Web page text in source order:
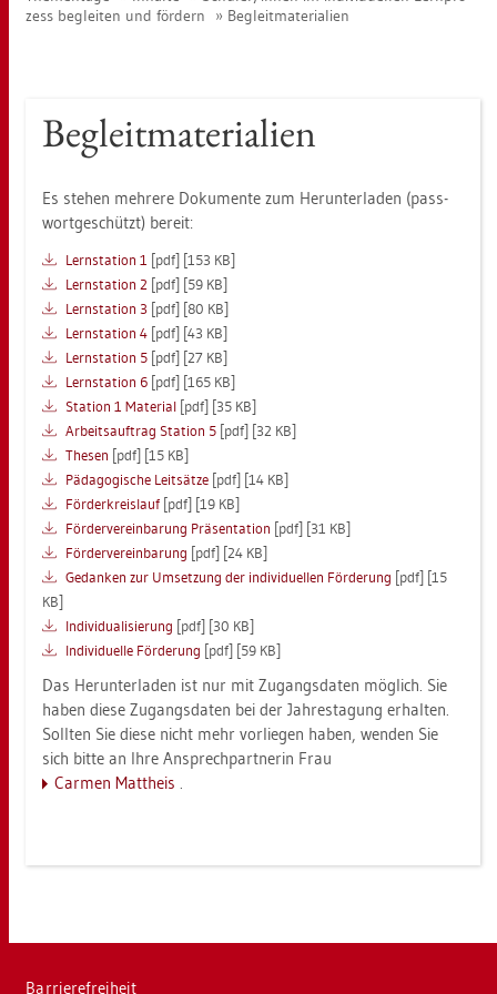
zess be­glei­ten und för­dern
Be­gleit­ma­te­ria­li­en
Be­gleit­ma­te­ria­li­en
Es ste­hen meh­re­re Do­ku­men­te zum Her­un­ter­la­den (pass­
wort­ge­schützt) be­reit:
Lern­sta­ti­on 1 [pdf] [153 KB]
Lern­sta­ti­on 2 [pdf] [59 KB]
Lern­sta­ti­on 3 [pdf] [80 KB]
Lern­sta­ti­on 4 [pdf] [43 KB]
Lern­sta­ti­on 5 [pdf] [27 KB]
Lern­sta­ti­on 6 [pdf] [165 KB]
Sta­ti­on 1 Ma­te­ri­al [pdf] [35 KB]
Ar­beits­auf­trag Sta­ti­on 5 [pdf] [32 KB]
The­sen [pdf] [15 KB]
Päd­ago­gi­sche Leit­sät­ze [pdf] [14 KB]
För­der­kreis­lauf [pdf] [19 KB]
För­der­ver­ein­ba­rung Prä­sen­ta­ti­on [pdf] [31 KB]
För­der­ver­ein­ba­rung [pdf] [24 KB]
Ge­dan­ken zur Um­set­zung der in­di­vi­du­el­len För­de­rung [pdf] [15
KB]
In­di­vi­dua­li­sie­rung [pdf] [30 KB]
In­di­vi­du­el­le För­de­rung [pdf] [59 KB]
Das Her­un­ter­la­den ist nur mit Zu­gangs­da­ten mög­lich. Sie
haben diese Zu­gangs­da­ten bei der Jah­res­ta­gung er­hal­ten.
Soll­ten Sie diese nicht mehr vor­lie­gen haben, wen­den Sie
sich bitte an Ihre An­sprech­part­ne­rin Frau
Car­men Matt­heis .
Bar­rie­re­frei­heit